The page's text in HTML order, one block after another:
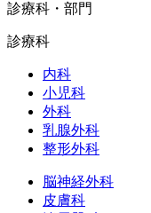
診療科・部門
診療科
内科
小児科
外科
乳腺外科
整形外科
脳神経外科
皮膚科